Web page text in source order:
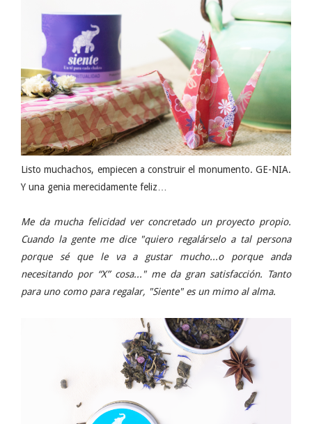
Listo muchachos, empiecen a construir el monumento. GE-NIA.
Y una genia merecidamente feliz…
Me da mucha felicidad ver concretado un proyecto propio.
Cuando la gente me dice "quiero regalárselo a tal persona
porque sé que le va a gustar mucho...o porque anda
necesitando por “X” cosa..." me da gran satisfacción. Tanto
para uno como para regalar, "Siente" es un mimo al alma.